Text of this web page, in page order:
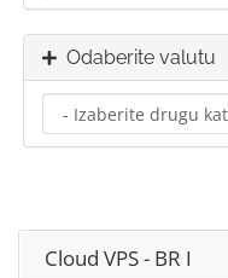
Odaberite valutu
Cloud VPS - BR I